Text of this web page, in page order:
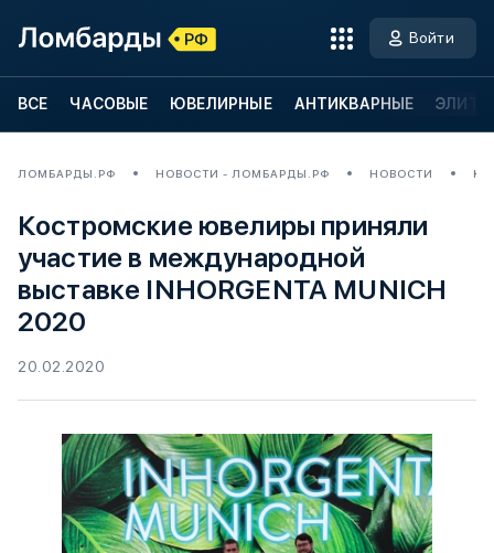
Войти
ВСЕ ЧАСОВЫЕ ЮВЕЛИРНЫЕ АНТИКВАРНЫЕ
ЛОМБАРДЫ.РФ НОВОСТИ - ЛОМБАРДЫ.РФ НОВОСТИ
Костромские ювелиры приняли
участие в международной
выставке INHORGENTA MUNICH
2020
20.02.2020